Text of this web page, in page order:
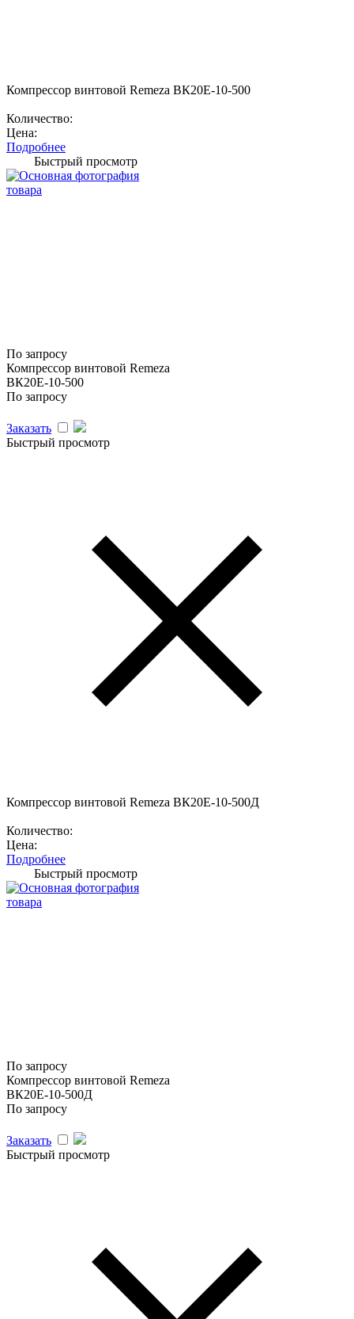
Компрессор винтовой Remeza ВК20E-10-500
Количество:
Цена:
Подробнее
Быстрый просмотр
По запросу
Компрессор винтовой Remeza
ВК20E-10-500
По запросу
Заказать
Быстрый просмотр
Компрессор винтовой Remeza ВК20E-10-500Д
Количество:
Цена:
Подробнее
Быстрый просмотр
По запросу
Компрессор винтовой Remeza
ВК20E-10-500Д
По запросу
Заказать
Быстрый просмотр